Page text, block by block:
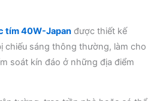
tím 40W-Japan được thiết kế
chiếu sáng thông thường, làm cho
soát kín đáo ở những địa điểm